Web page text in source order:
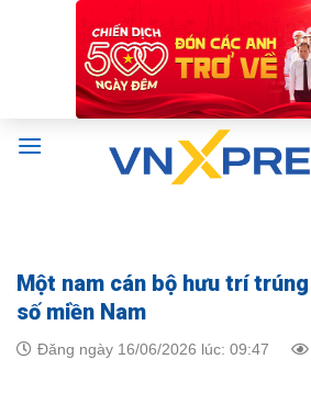
Một nam cán bộ hưu trí
số miền Nam
Đăng ngày 16/06/2026 lúc: 09:47